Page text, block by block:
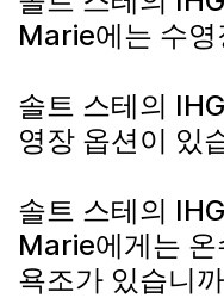
Marie에는 수
솔트 스테의
영장 옵션이 있
솔트 스테의
Marie에게는
욕조가 있습니